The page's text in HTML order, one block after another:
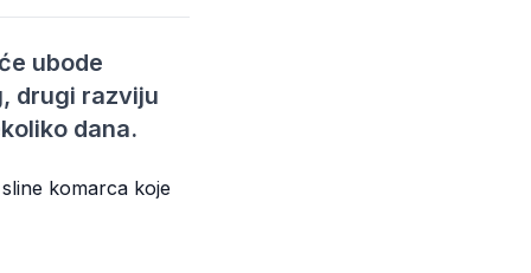
ubode
drugi razviju
dana.
komarca koje